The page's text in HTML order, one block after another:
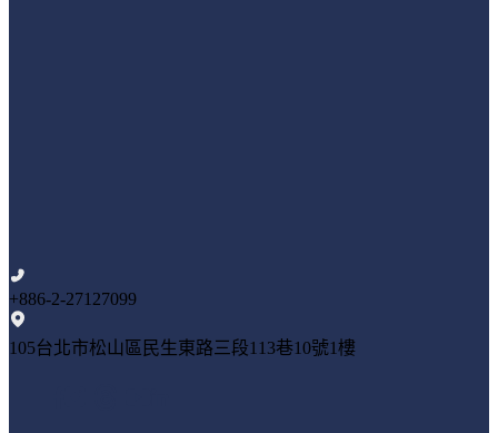
+886-2-27127099
105台北市松山區民生東路三段113巷10號1樓